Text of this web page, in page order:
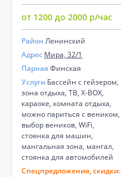
от 1200 до 2000 р/час
Район Ленинский
Адрес Мира, 32/1
Парная Финская
Услуги Бассейн с гейзером,
зона отдыха, ТВ, X-BOX,
караоке, комната отдыха,
можно париться с веником,
выбор веников, WiFi,
стоянка для машин,
мангальная зона, мангал,
стоянка для автомобилей
Спецпредложения, скидки: